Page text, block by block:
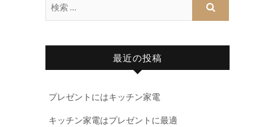
最近の投稿
プレゼントにはキッチン家電
キッチン家電はプレゼントに最適